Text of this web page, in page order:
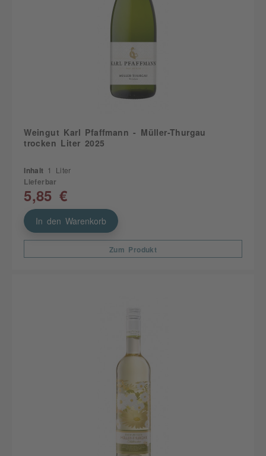
Weingut Karl Pfaffmann - Müller-Thurgau
trocken Liter 2025
Inhalt 1 Liter
Lieferbar
5,85 €
In den Warenkorb
Zum Produkt